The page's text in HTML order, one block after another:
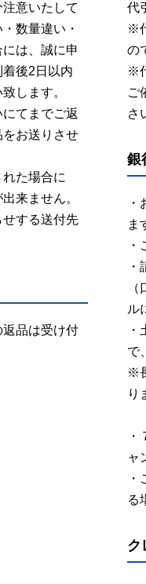
意いたして
数量違い・
は、誠に申
後2日以内
します。
てまでご返
お送りさせ
た場合に
来ません。
する送付先
品は受け付
代
※
の
※
ご
さ
銀
ま
ル
で
※
り
ャ
る
ク